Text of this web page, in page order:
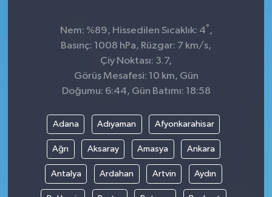
Nem: %89, Hissedilen Sıcaklık: 4° ,
Basınç: 1008 hPa, Rüzgar: 7 km/s,
Çiy Noktası: 3.7,
Görüş Mesafesi: 10 km, Gün
Doğumu: 6:44, Gün Batımı: 18:58
Adana Adıyaman Afyonkarahisar
Ağrı Aksaray Amasya Ankara
Antalya Ardahan Artvin Aydın